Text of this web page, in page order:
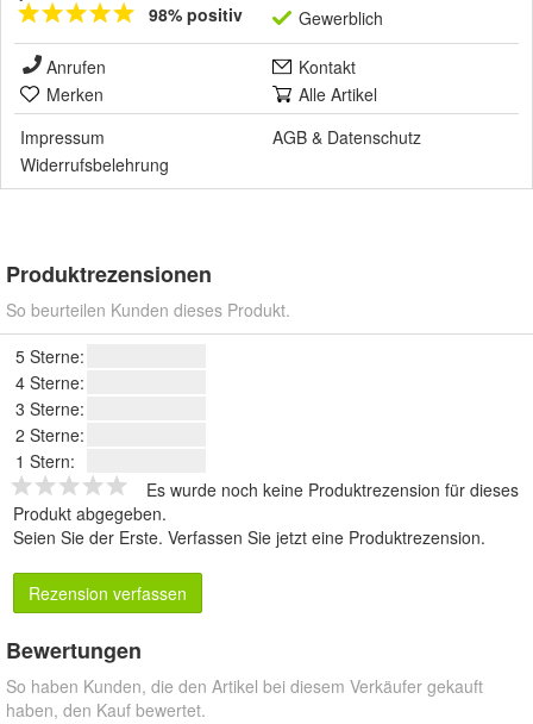
98% positiv
Gewerblich
Anrufen
Kontakt
Merken
Alle Artikel
Impressum
AGB & Datenschutz
Widerrufsbelehrung
Produktrezensionen
So beurteilen Kunden dieses Produkt.
5 Sterne:
4 Sterne:
3 Sterne:
2 Sterne:
1 Stern:
Es wurde noch keine Produktrezension für dieses
Produkt abgegeben.
Seien Sie der Erste. Verfassen Sie jetzt eine Produktrezension.
Rezension verfassen
Bewertungen
So haben Kunden, die den Artikel bei diesem Verkäufer gekauft
haben, den Kauf bewertet.